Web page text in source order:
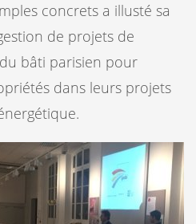
concrets a illusté sa
de projets de
bâti parisien pour
dans leurs projets